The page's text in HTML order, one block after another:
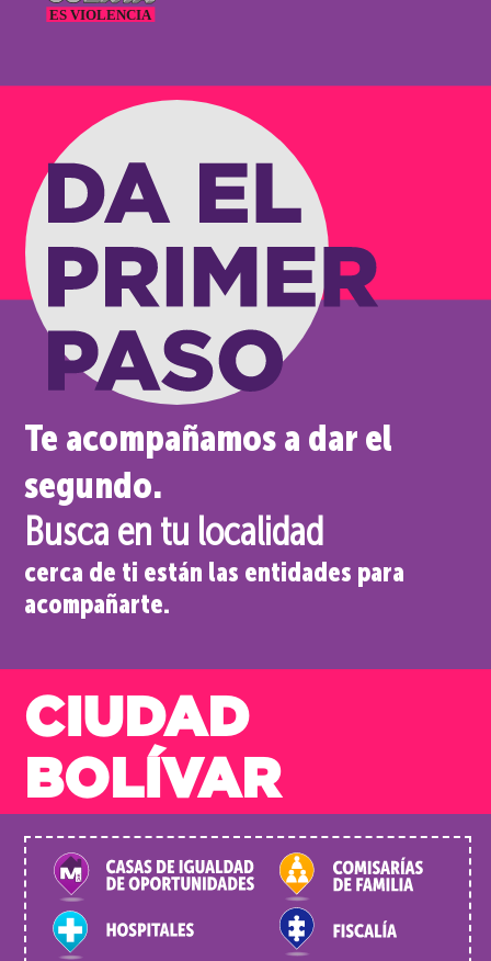
Te acompañamos a dar el
segundo.
Busca en tu localidad
cerca de ti están las entidades para
acompañarte.
CIUDAD
BOLÍVAR